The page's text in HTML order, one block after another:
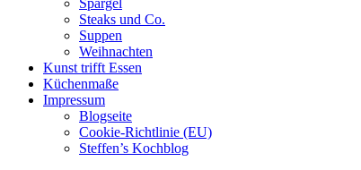
Spargel
Steaks und Co.
Suppen
Weihnachten
Kunst trifft Essen
Küchenmaße
Impressum
Blogseite
Cookie-Richtlinie (EU)
Steffen’s Kochblog